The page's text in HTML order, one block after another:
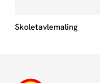
Skoletavlemaling